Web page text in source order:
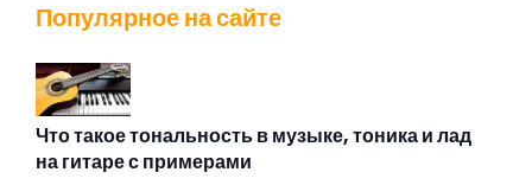
Взгляд туманный пьёт нирвану
Популярное на сайте
Что такое тональность в музыке, тоника и лад
на гитаре с примерами